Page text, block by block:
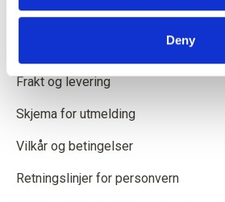
Deny
INFORMASJON
Frakt og levering
Skjema for utmelding
Vilkår og betingelser
Retningslinjer for personvern